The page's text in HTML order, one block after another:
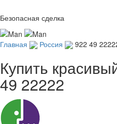
Безопасная сделка
Главная Россия 922 49
Купить
49 22222